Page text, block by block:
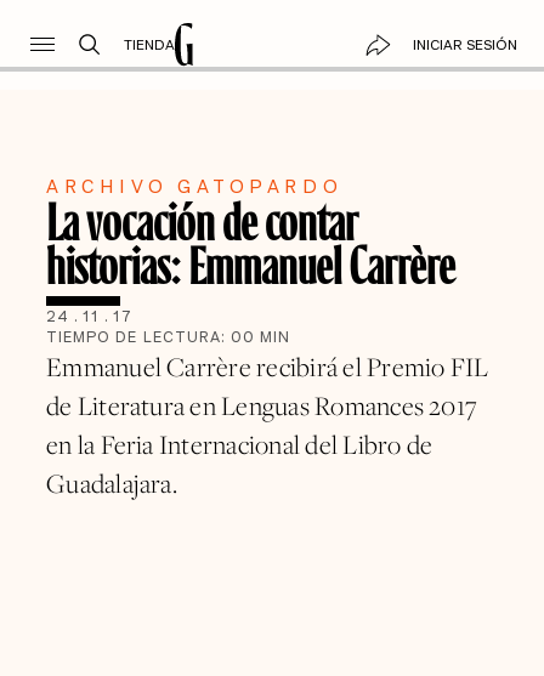
TIENDA INICIAR SESIÓN
ARCHIVO GATOPARDO
La vocación de contar
historias: Emmanuel Carrère
24 . 11 . 17
TIEMPO DE LECTURA: 00 MIN
Emmanuel Carrère recibirá el Premio FIL
de Literatura en Lenguas Romances 2017
en la Feria Internacional del Libro de
Guadalajara.